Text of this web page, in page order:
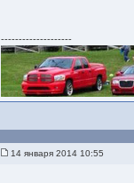
--------------------
14 января 2014 10:55